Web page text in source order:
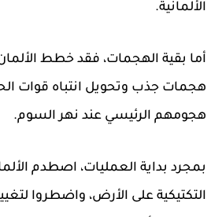
الألمانية.
أما بقية الهجمات، فقد خطط
هجمات جذب وتحويل انتباه قوات
هجومهم الرئيسي عند نهر السوم.
بمجرد بداية العمليات، اصطدم
التكتيكية على الأرض، واضطروا